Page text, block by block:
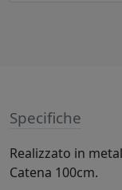
Specifiche
Realizzato in
Catena 100cm.